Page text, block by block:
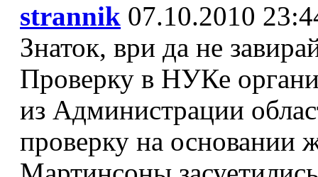
strannik 07.10.2010
Знаток, ври да не
Проверку в НУКе
из Администрации
проверку на основании